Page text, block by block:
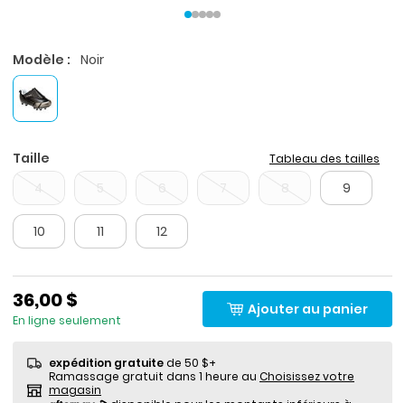
Modèle : Noir
Taille Tableau des tailles
9
10 11 12
36,00 $
En ligne seulement
Ajouter au panier
expédition gratuitede 50 $+
Ramassage gratuit dans 1 heure au Choisissez votre
magasin